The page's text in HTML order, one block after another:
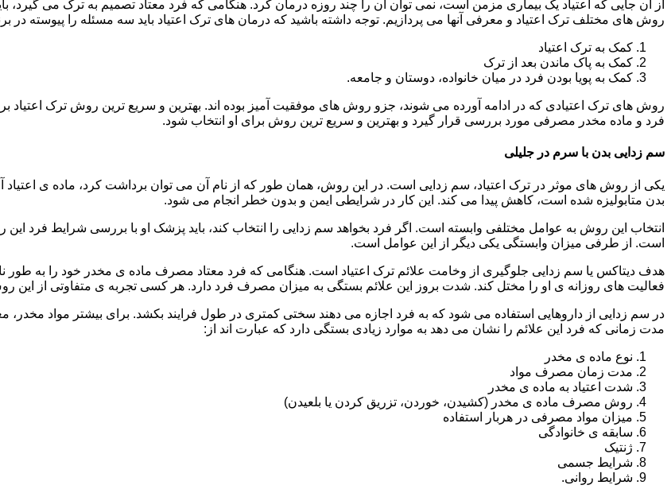
از آن جایی که اعتیاد یک بیماری مزمن است، نمی توان آن را چند روزه درمان کرد. هنگامی که فرد معتاد تصمیم به ترک می
روش های مختلف ترک اعتیاد و معرفی آنها می پردازیم. توجه داشته باشید که درمان های ترک اعتیاد باید سه مسئله را پیوسته در
کمک به ترک اعتیاد
کمک به پاک ماندن بعد از ترک
کمک به پویا بودن فرد در میان خانواده، دوستان و جامعه.
روش های ترک اعتیادی که در ادامه آورده می شوند، جزو روش های موفقیت آمیز بوده اند. بهترین و سریع ترین روش ترک اعتیاد
فرد و ماده مخدر مصرفی مورد بررسی قرار گیرد و بهترین و سریع ترین روش برای او انتخاب شود.
سم زدایی بدن با سرم در جلیلی
یکی از روش های موثر در ترک اعتیاد، سم زدایی است. در این روش، همان طور که از نام آن می توان برداشت کرد، ماده ی
بدن متابولیزه شده است، کاهش پیدا می کند. این کار در شرایطی ایمن و بدون خطر انجام می شود.
انتخاب این روش به عوامل مختلفی وابسته است. اگر فرد بخواهد سم زدایی را انتخاب کند، باید پزشک او با بررسی شرایط فرد
است. از طرفی میزان وابستگی یکی دیگر از این عوامل است.
هدف دیتاکس یا سم زدایی جلوگیری از وخامت علائم ترک اعتیاد است. هنگامی که فرد معتاد مصرف ماده ی مخدر خود را به طور
فعالیت های روزانه ی او را مختل کند. شدت بروز این علائم بستگی به میزان مصرف فرد دارد. هر کسی تجربه ی متفاوتی از این
در سم زدایی از داروهایی استفاده می شود که به فرد اجازه می دهند سختی کمتری در طول فرایند بکشد. برای بیشتر مواد مخدر،
مدت زمانی که فرد این علائم را نشان می دهد به موارد زیادی بستگی دارد که عبارت اند از:
نوع ماده ی مخدر
مدت زمان مصرف مواد
شدت اعتیاد به ماده ی مخدر
روش مصرف ماده ی مخدر (کشیدن، خوردن، تزریق کردن یا بلعیدن)
میزان مواد مصرفی در هربار استفاده
سابقه ی خانوادگی
ژنتیک
شرایط جسمی
شرایط روانی.